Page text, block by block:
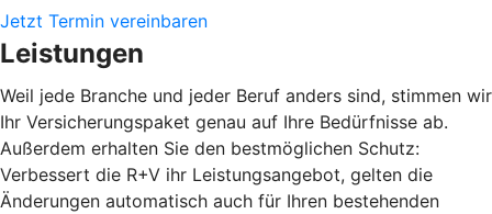
Jetzt Termin vereinbaren
Leistungen
Weil jede Branche und jeder Beruf anders sind, stimmen wir
Ihr Versicherungspaket genau auf Ihre Bedürfnisse ab.
Außerdem erhalten Sie den bestmöglichen Schutz:
Verbessert die R+V ihr Leistungsangebot, gelten die
Änderungen automatisch auch für Ihren bestehenden